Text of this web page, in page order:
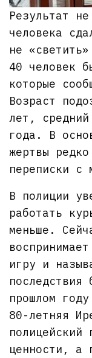
Результат
человека
не
40 человек
которые
Возраст
лет, средний
года. В
жертвы
переписки с
В полиции
работать
меньше.
игру и
последствия
прошлом
80-летняя
полицейский
ценности, а